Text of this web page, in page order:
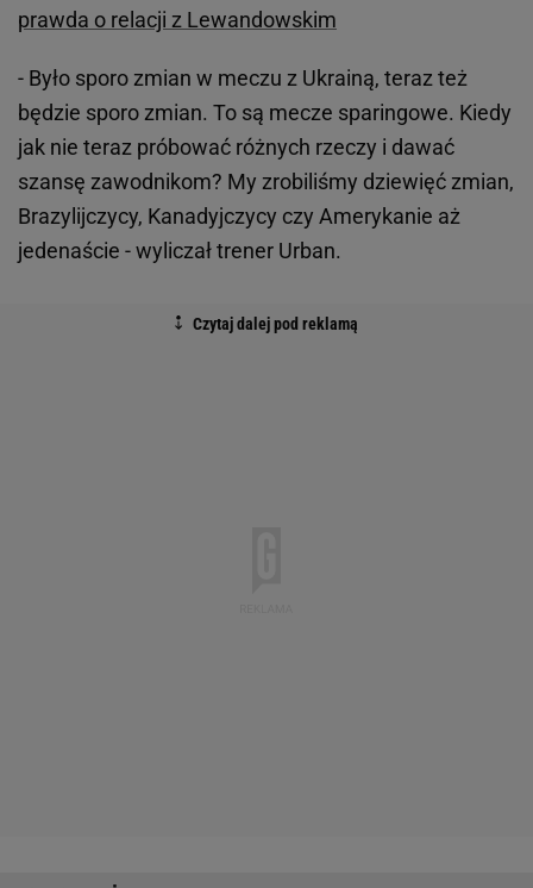
prawda o relacji z Lewandowskim
- Było sporo zmian w meczu z Ukrainą, teraz też
będzie sporo zmian. To są mecze sparingowe. Kiedy
jak nie teraz próbować różnych rzeczy i dawać
szansę zawodnikom? My zrobiliśmy dziewięć zmian,
Brazylijczycy, Kanadyjczycy czy Amerykanie aż
jedenaście - wyliczał trener Urban.